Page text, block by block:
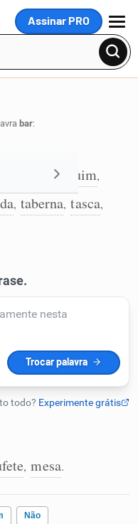
Assinar PRO
MENU
bar:
botequim,
, taberna, tasca,
, mesa.
Não